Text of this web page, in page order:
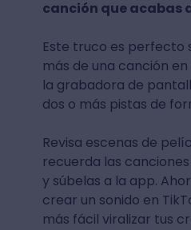
canción que acabas
Este truco es perfecto
más de una canción
la grabadora de
dos o más pistas de
Revisa escenas de
recuerda las
y súbelas a la app.
crear un sonido en
más fácil viralizar tus